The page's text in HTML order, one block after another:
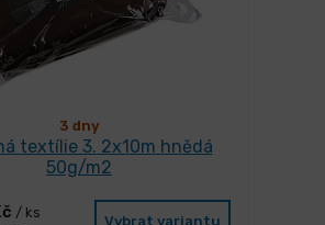
3 dny
textílie 3. 2x10m hnědá
50g/m2
/ ks
Vybrat variantu